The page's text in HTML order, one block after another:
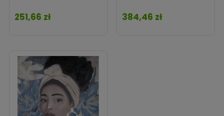
Cena
251,66 zł Cena
384,46 zł